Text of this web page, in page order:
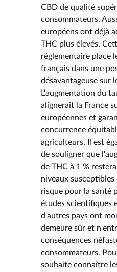
CBD de qualité
consommateurs.
européens ont déjà
THC plus élevés.
réglementaire place
français dans une
désavantageuse sur
L'augmentation du
alignerait la France
européennes et
concurrence
agriculteurs. Il est
de souligner que
de THC à 1 %
niveaux
risque pour la santé
études scientifiques
d'autres pays ont
demeure sûr et
conséquences
consommateurs.
souhaite connaître